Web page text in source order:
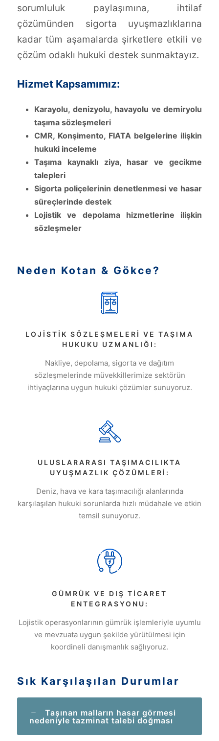
sorumluluk paylaşımına, ihtilaf
çözümünden sigorta uyuşmazlıklarına
kadar tüm aşamalarda şirketlere etkili ve
çözüm odaklı hukuki destek sunmaktayız.
Hizmet Kapsamımız:
Karayolu, denizyolu, havayolu ve demiryolu
taşıma sözleşmeleri
CMR, Konşimento, FIATA belgelerine ilişkin
hukuki inceleme
Taşıma kaynaklı ziya, hasar ve gecikme
talepleri
Sigorta poliçelerinin denetlenmesi ve hasar
süreçlerinde destek
Lojistik ve depolama hizmetlerine ilişkin
sözleşmeler
Neden Kotan & Gökce?
LOJISTIK SÖZLEŞMELERI VE TAŞIMA
HUKUKU UZMANLIĞI:
Nakliye, depolama, sigorta ve dağıtım
sözleşmelerinde müvekkillerimize sektörün
ihtiyaçlarına uygun hukuki çözümler sunuyoruz.
ULUSLARARASI TAŞIMACILIKTA
UYUŞMAZLIK ÇÖZÜMLERI:
Deniz, hava ve kara taşımacılığı alanlarında
karşılaşılan hukuki sorunlarda hızlı müdahale ve etkin
temsil sunuyoruz.
GÜMRÜK VE DIŞ TICARET
ENTEGRASYONU:
Lojistik operasyonlarının gümrük işlemleriyle uyumlu
ve mevzuata uygun şekilde yürütülmesi için
koordineli danışmanlık sağlıyoruz.
Sık Karşılaşılan Durumlar
Taşınan malların hasar görmesi
nedeniyle tazminat talebi doğması